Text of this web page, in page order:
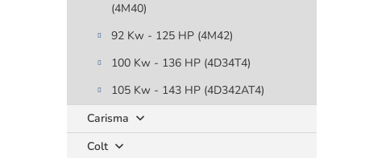
(4M40)
92 Kw - 125 HP (4M42)
100 Kw - 136 HP (4D34T4)
105 Kw - 143 HP (4D342AT4)
Carisma
Colt